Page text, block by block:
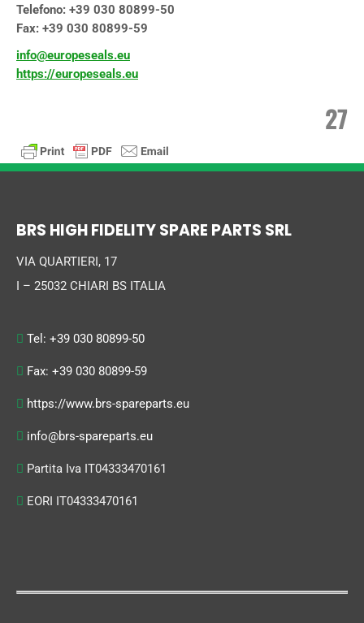
Telefono: +39 030 80899-50
Fax: +39 030 80899-59
info@europeseals.eu
https://europeseals.eu
27
BRS HIGH FIDELITY SPARE PARTS SRL
VIA QUARTIERI, 17
I – 25032 CHIARI BS ITALIA
Tel: +39 030 80899-50
Fax: +39 030 80899-59
https://www.brs-spareparts.eu
info@brs-spareparts.eu
Partita Iva IT04333470161
EORI IT04333470161